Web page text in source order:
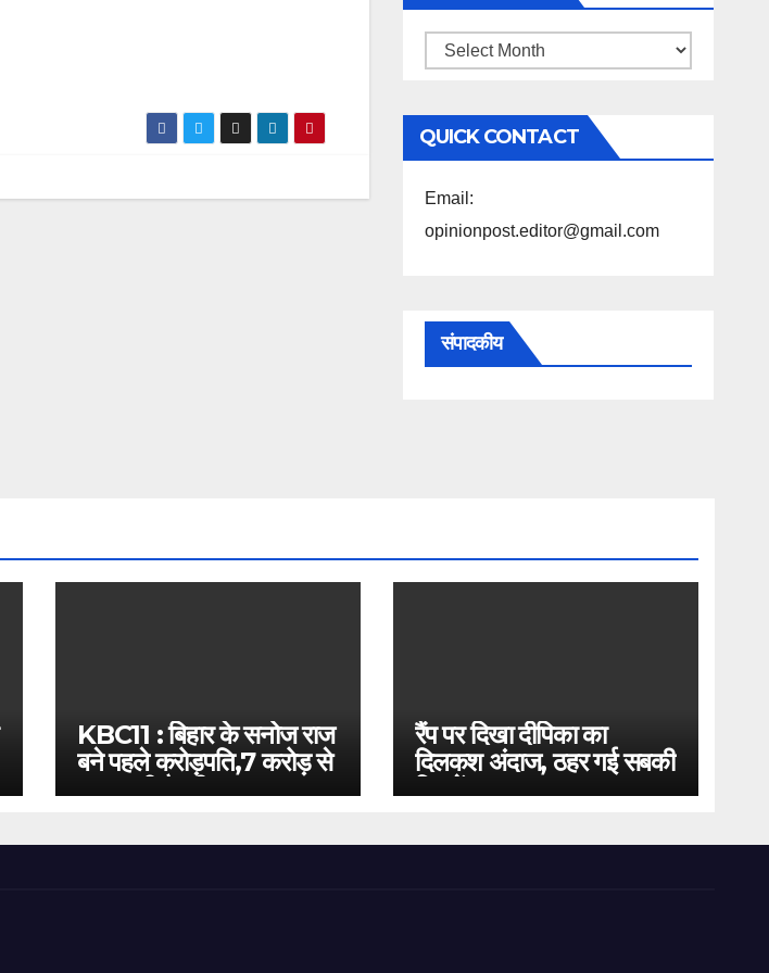
महिने
अनुसार
पढ़ें
QUICK CONTACT
Email:
opinionpost.editor@gmail.com
संपादकीय
KBC11 : बिहार के सनोज राज
बने पहले करोड़पति,7 करोड़ से
बस इतनी है दूरी
रैंप पर दिखा दीपिका का
दिलकश अंदाज, ठहर गई सबकी
निगाहें